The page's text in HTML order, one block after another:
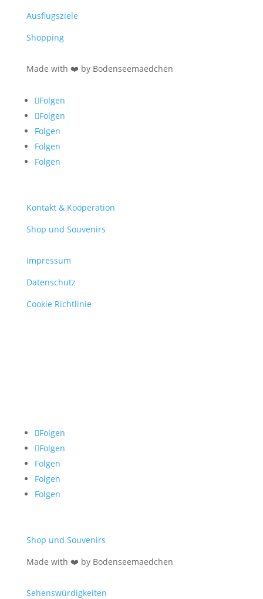
Ausflugsziele
Shopping
Made with ❤️ by Bodenseemaedchen
Folgen
Folgen
Folgen
Folgen
Folgen
Kontakt & Kooperation
Shop und Souvenirs
Impressum
Datenschutz
Cookie Richtlinie
Folgen
Folgen
Folgen
Folgen
Folgen
Shop und Souvenirs
Made with ❤️ by Bodenseemaedchen
Sehenswürdigkeiten